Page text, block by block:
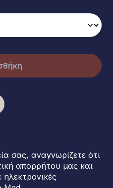
σας, αναγνωρίζετε ότι
απορρήτου μας και
ηλεκτρονικές